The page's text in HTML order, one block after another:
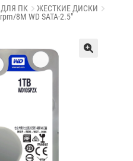
ПК
ЖЕСТКИЕ ДИСКИ
8M WD SATA-2.5″